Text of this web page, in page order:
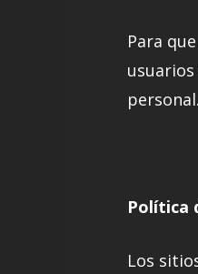
Para
personal.
Política
Los